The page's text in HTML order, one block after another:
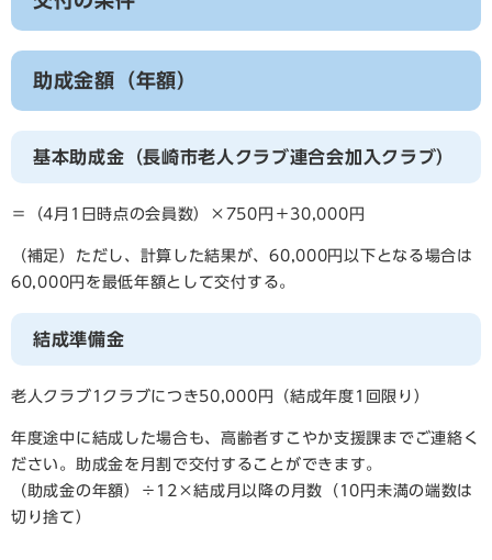
助成金額（年額）
基本助成金（長崎市老人クラブ連合会加入クラブ）
＝（4月1日時点の会員数）×750円＋30,000円
（補足）ただし、計算した結果が、60,000円以下となる場合は
60,000円を最低年額として交付する。
結成準備金
老人クラブ1クラブにつき50,000円（結成年度1回限り）
年度途中に結成した場合も、高齢者すこやか支援課までご連絡く
ださい。助成金を月割で交付することができます。
（助成金の年額）÷12×結成月以降の月数（10円未満の端数は
切り捨て）